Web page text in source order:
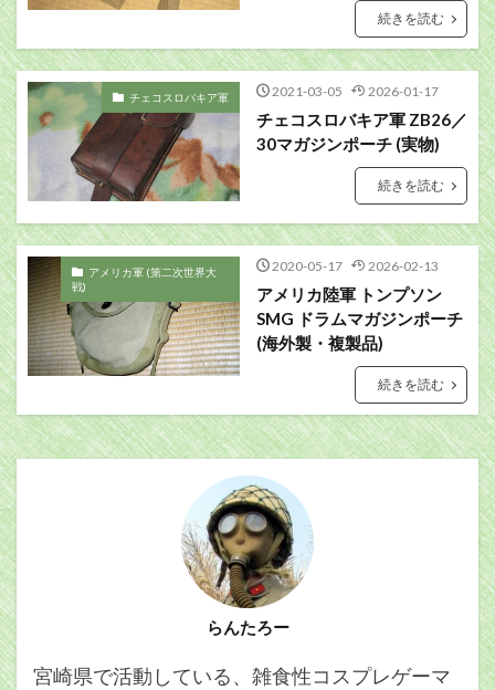
続きを読む
チェコスロバキア軍 2021-03-05 2026-01-17
チェコスロバキア軍 ZB26／
30マガジンポーチ (実物)
続きを読む
アメリカ軍 (第二次世界大
戦)
2020-05-17 2026-02-13
アメリカ陸軍 トンプソン
SMG ドラムマガジンポーチ
(海外製・複製品)
続きを読む
らんたろー
宮崎県で活動している、雑食性コスプレゲーマ